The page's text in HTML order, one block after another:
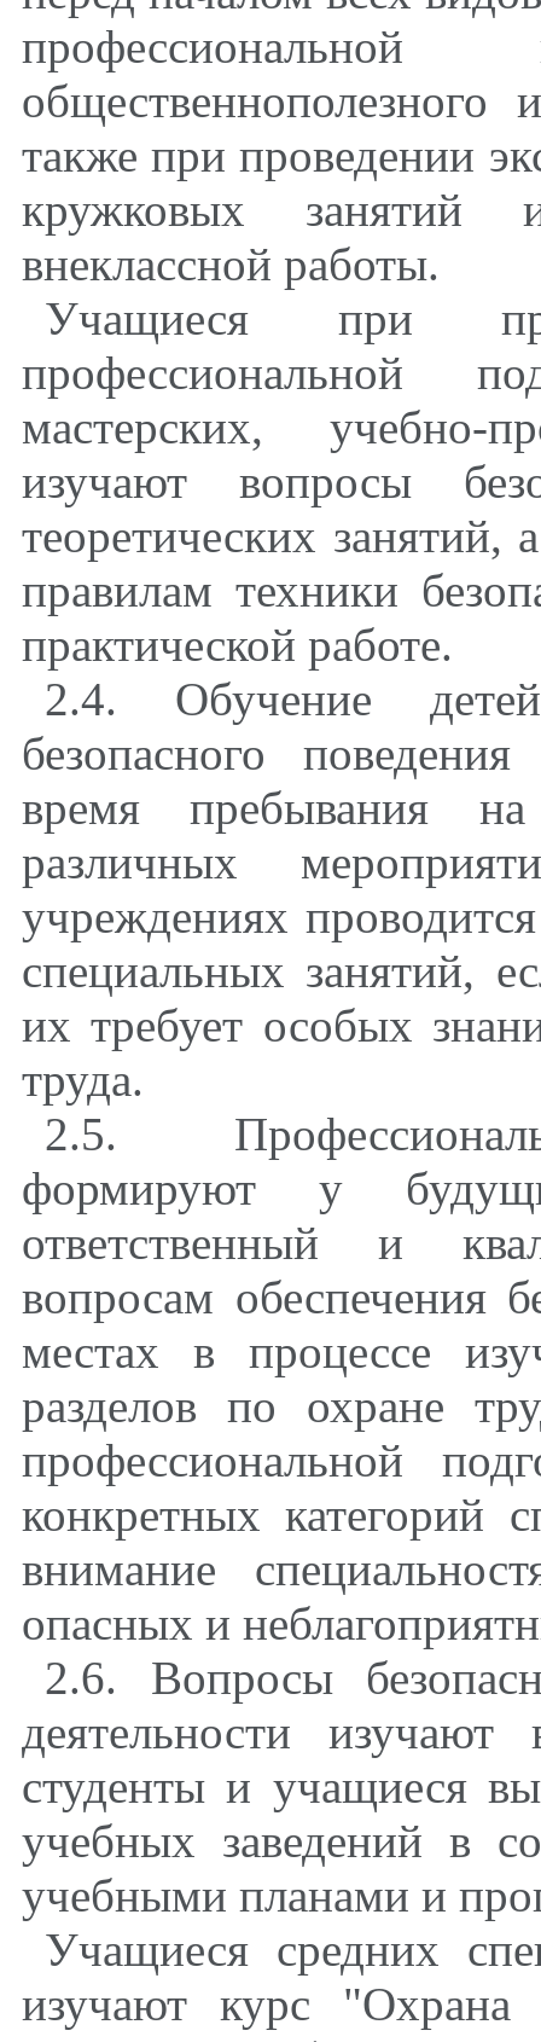
профессиональной
общественнополезного
также при проведении
кружковых
внеклассной работы.
Учащиеся при
профессиональной
мастерских, учебно-
изучают вопросы
теоретических
правилам техники
практической работе.
2.4. Обучение
безопасного
время пребывания
различных
учреждениях
специальных занятий,
их требует особых
труда.
2.5.
формируют у
ответственный и
вопросам обеспечения
местах в процессе
разделов по охране
профессиональной
конкретных категорий
внимание
опасных и
2.6. Вопросы
деятельности
студенты и учащиеся
учебных заведений в
учебными планами и
Учащиеся средних
изучают курс "Охрана